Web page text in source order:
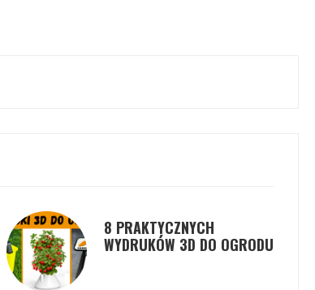
8 PRAKTYCZNYCH
WYDRUKÓW 3D DO OGRODU